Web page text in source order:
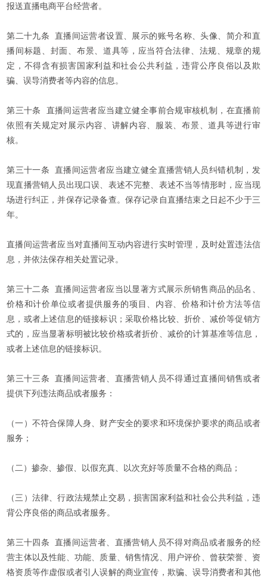
报送直播电商平台经营者。
第二十九条 直播间运营者设置、展示的账号名称、头像、简介和直
播间标题、封面、布景、道具等，应当符合法律、法规、规章的规
定，不得含有损害国家利益和社会公共利益，违背公序良俗以及欺
骗、误导消费者等内容的信息。
第三十条 直播间运营者应当建立健全事前合规审核机制，在直播前
依照有关规定对展示内容、讲解内容、服装、布景、道具等进行审
核。
第三十一条 直播间运营者应当建立健全直播营销人员纠错机制，发
现直播营销人员出现口误、表述不完整、表述不当等情形时，应当现
场进行纠正，并保存记录备查。保存记录自直播结束之日起不少于三
年。
直播间运营者应当对直播间互动内容进行实时管理，及时处置违法信
息，并依法保存相关处置记录。
第三十二条 直播间运营者应当以显著方式展示所销售商品的品名、
价格和计价单位或者提供服务的项目、内容、价格和计价方法等信
息，或者上述信息的链接标识；采取价格比较、折价、减价等促销方
式的，应当显著标明被比较价格或者折价、减价的计算基准等信息，
或者上述信息的链接标识。
第三十三条 直播间运营者、直播营销人员不得通过直播间销售或者
提供下列违法商品或者服务：
（一）不符合保障人身、财产安全的要求和环境保护要求的商品或者
服务；
（二）掺杂、掺假、以假充真、以次充好等质量不合格的商品；
（三）法律、行政法规禁止交易，损害国家利益和社会公共利益，违
背公序良俗的商品或者服务。
第三十四条 直播间运营者、直播营销人员不得对商品或者服务的经
营主体以及性能、功能、质量、销售情况、用户评价、曾获荣誉、资
格资质等作虚假或者引人误解的商业宣传，欺骗、误导消费者和其他